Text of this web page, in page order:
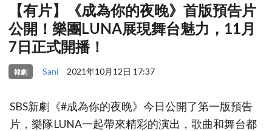
【有片】《成為你的夜晚》首版預告片
公開！樂團LUNA展現舞台魅力，11月
7日正式開播！
韓劇 Sani 2021年10月12日 17:37
SBS新劇《#成為你的夜晚》今日公開了第一版預告
片，樂隊LUNA一起帶來精彩的演出，歌曲和舞台都